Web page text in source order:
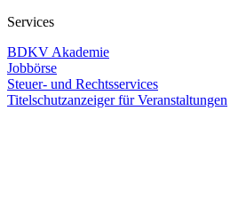
Services
BDKV Akademie
Jobbörse
Steuer- und Rechtsservices
Titelschutzanzeiger für Veranstaltungen